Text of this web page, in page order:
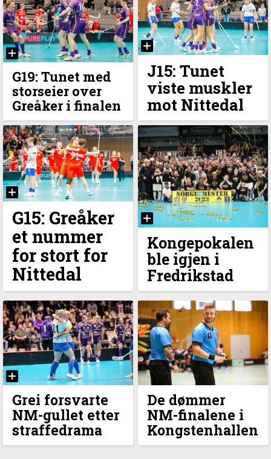
G19: Tunet med
storseier over
Greåker i finalen
J15: Tunet
viste muskler
mot Nittedal
G15: Greåker
et nummer
for stort for
Nittedal
Kongepokalen
ble igjen i
Fredrikstad
Grei forsvarte
NM-gullet etter
straffedrama
De dømmer
NM-finalene i
Kongstenhallen